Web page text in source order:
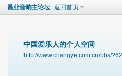
昌业音响主论坛 返回首页
中国爱乐人的个人空间
http://www.changye.com.cn/bbs/